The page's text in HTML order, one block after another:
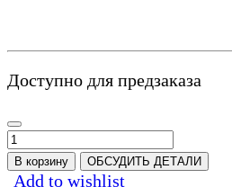
Доступно для предзаказа
Количество
товара
Винтовая
В корзину ОБСУДИТЬ ДЕТАЛИ
Add to wishlist